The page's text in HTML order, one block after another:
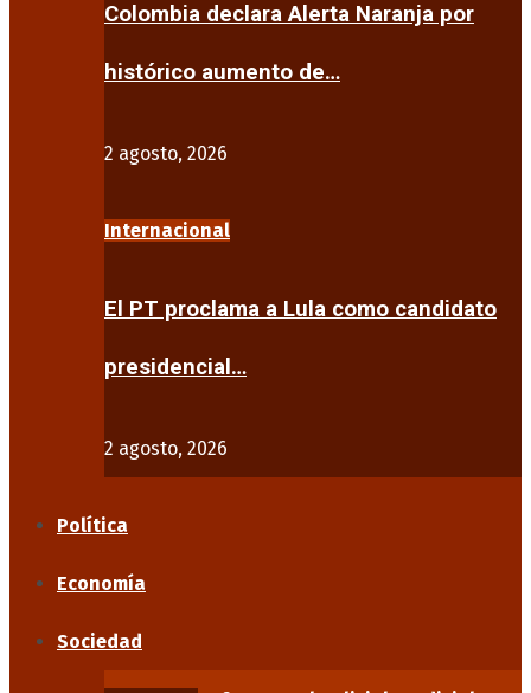
Colombia declara Alerta Naranja por
histórico aumento de…
2 agosto, 2026
Internacional
El PT proclama a Lula como candidato
presidencial…
2 agosto, 2026
Política
Economía
Sociedad